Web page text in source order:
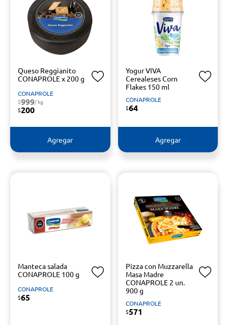
Queso Reggianito
CONAPROLE x 200 g
CONAPROLE
$999/ kg
$200
Agregar
Yogur VIVA
Cerealeses Corn
Flakes 150 ml
CONAPROLE
$64
Agregar
Manteca salada
CONAPROLE 100 g
CONAPROLE
$65
Pizza con Muzzarella
Masa Madre
CONAPROLE 2 un.
900 g
CONAPROLE
$571